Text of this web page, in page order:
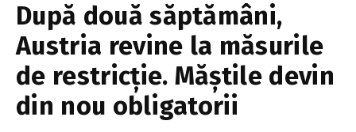
După două săptămâni,
Austria revine la măsurile
de restricție. Măștile devin
din nou obligatorii